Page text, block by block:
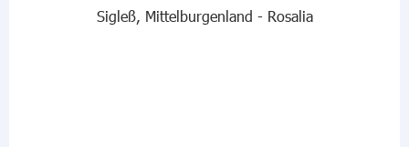
Sigleß, Mittelburgenland - Rosalia